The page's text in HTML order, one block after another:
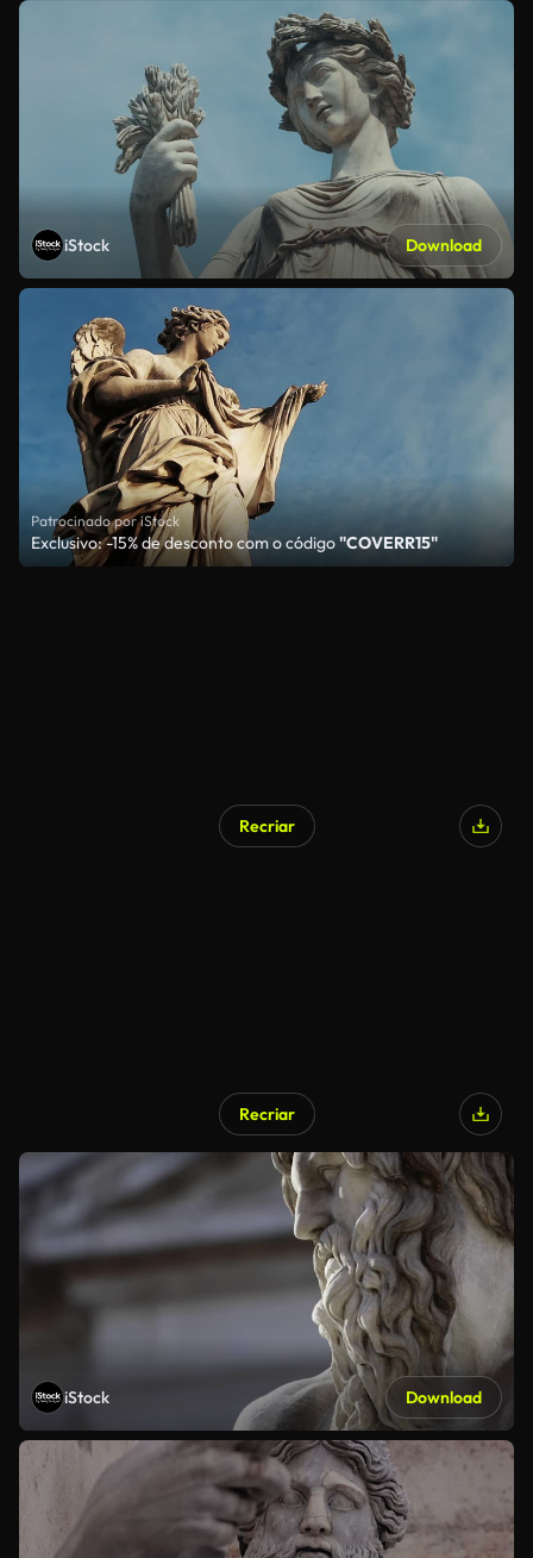
iStock Download
Patrocinado por iStock
Exclusivo: -15% de desconto com o código"COVERR15"
Recriar
Recriar
iStock Download